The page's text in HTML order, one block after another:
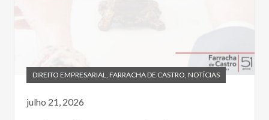
DIREITO EMPRESARIAL FARRACHA DE CASTRO NOTÍCIAS
julho 21, 2026